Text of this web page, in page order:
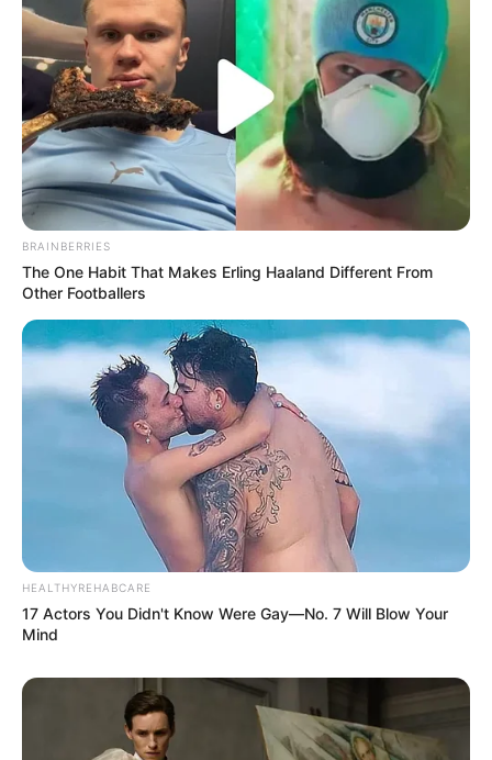
BRAINBERRIES
The One Habit That Makes Erling Haaland Different From
Other Footballers
HEALTHYREHABCARE
17 Actors You Didn't Know Were Gay—No. 7 Will Blow Your
Mind